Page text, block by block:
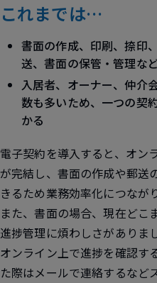
これまでは…
書面の作成、印刷、捺印
送、書面の保管・管理な
入居者、オーナー、仲介
数も多いため、一つの契
かる
電子契約を導入すると、オン
が完結し、 書面の作成や郵送
きるため業務効率化につなが
また、書面の場合、現在どこ
進捗管理に煩わしさがありま
オンライン上で進捗を確認す
た際はメールで連絡するなど